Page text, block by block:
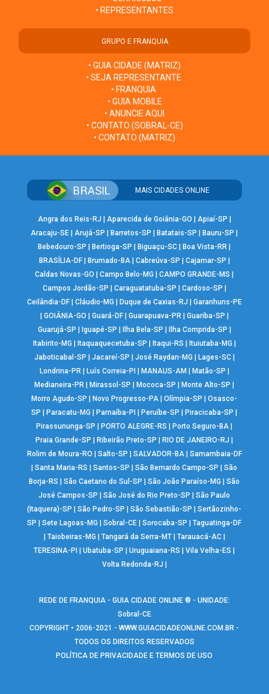
• REPRESENTANTES
GRUPO E FRANQUIA
• GUIA CIDADE (MATRIZ)
• SEJA REPRESENTANTE
• FRANQUIA
• GUIA MOBILE
• ANUNCIE AQUI
• CONTATO (SOBRAL-CE)
• CONTATO (MATRIZ)
MAIS CIDADES ONLINE
Angra dos Reis-RJ Aparecida de Goiânia-GO Apiaí-SP
Aracaju-SE |Arujá-SP Barretos-SP Batatais-SP Bauru-SP
Bebedouro-SP
Bertioga-SP Biguaçu-SC Boa Vista-RR
BRASÍLIA-DF| Brumado-BA| Cabreúva-SP Cajamar-SP
Caldas Novas-GO
|Campo Belo-MG |CAMPO GRANDE-MS
Campos Jordão-SP
Caraguatatuba-SP Cardoso-SP
Ceilândia-DF| Cláudio-MG Duque de Caxias-RJ
Garanhuns-PE
GOIÂNIA-GO Guará-DF| Guarapuava-PR| Guariba-SP
Guarujá-SP
Iguapé-SP Ilha Bela-SP Ilha Comprida-SP
Itabirito-MG
Itaquaquecetuba-SP Itaqui-RS Ituiutaba-MG
Jaboticabal-SP
Jacareí-SP José Raydan-MG Lages-SC|
Londrina-PR| Luís Correia-PI MANAUS-AM Matão-SP
Medianeira-PR
Mirassol-SP Mococa-SP Monte Alto-SP
Morro Agudo-SP
Novo Progresso-PA |Olímpia-SP |Osasco-
SP
Paracatu-MG Parnaíba-PI Peruíbe-SP Piracicaba-SP
Pirassununga-SP
PORTO ALEGRE-RS Porto Seguro-BA
Praia Grande-SP
Ribeirão Preto-SP RIO DE JANEIRO-RJ
Rolim de Moura-RO
Salto-SP SALVADOR-BA| Samambaia-DF
|Santa Maria-RS |Santos-SP |São Bernardo Campo-SP |São
Borja-RS
|São Caetano do Sul-SP |São João Paraíso-MG |São
José Campos-SP
|São José do Rio Preto-SP |São Paulo
(Itaquera)-SP
|São Pedro-SP |São Sebastião-SP |Sertãozinho-
SP
|Sete Lagoas-MG |Sobral-CE |Sorocaba-SP |Taguatinga-DF
Taiobeiras-MG Tangará da Serra-MT| Tarauacá-AC|
TERESINA-PI
|Ubatuba-SP |Uruguaiana-RS |Vila Velha-ES
Volta Redonda-RJ
REDE DE FRANQUIA - GUIA CIDADE ONLINE ® - UNIDADE:
Sobral-CE
COPYRIGHT • 2006-2021 -WWW.GUIACIDADEONLINE.COM.BR -
TODOS OS DIREITOS RESERVADOS
POLÍTICA DE PRIVACIDADE E TERMOS DE USO